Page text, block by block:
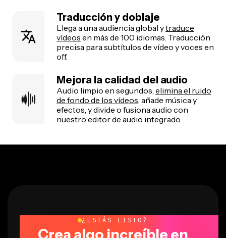
Traducción y doblaje
Llega a una audiencia global ytraduce
vídeos en más de 100 idiomas. Traducción
precisa para subtítulos de vídeo y voces en
off.
Mejora la calidad del audio
Audio limpio en segundos, elimina el ruido
de fondo de los vídeos, añade música y
efectos, y divide o fusiona audio con
nuestro editor de audio integrado.
¿ESTÁS LISTO?